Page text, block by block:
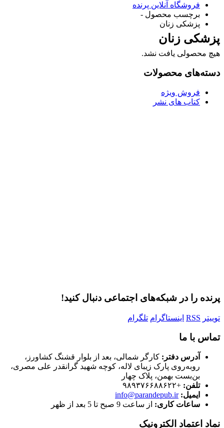
فروشگاه آنلاین پرنده
برچسب محصول -
پزشكى زنان
پزشكى زنان
هیچ محصولی یافت نشد.
دسته‌های محصولات
فروش ویژه
کتاب های نشر
پرنده را در شبکه‌های اجتماعی دنبال کنید!
توییتر RSS اینستاگرام تلگرام
تماس با ما
آدرس دفتر: کارگر شمالی، بعد از بلوار قشنگ کشاورز،
روبه‌روی پارک زیبای لاله، کوچه شهید گرانقدر علی مصری،
بن‌بست بهمن، پلاک چهار
تلفن: +۹۸۹۳۷۶۶۸۸۶۲۲
ایمیل: info@parandepub.ir
ساعات کاری: از ساعت 9 صبح تا 5 بعد از ظهر
نماد اعتماد الکترونیک